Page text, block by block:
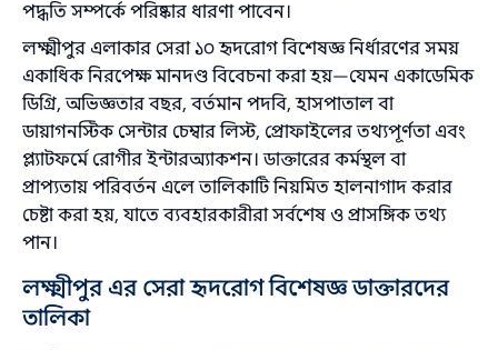
পদ্ধতি সম্পর্কে পরিষ্কার ধারণা পাবেন।
লক্ষ্মীপুর এলাকার সেরা ১০ হৃদরোগ বিশেষজ্ঞ নির্ধারণের সময়
একাধিক নিরপেক্ষ মানদণ্ড বিবেচনা করা হয়—যেমন একাডেমিক
ডিগ্রি, অভিজ্ঞতার বছর, বর্তমান পদবি, হাসপাতাল বা
ডায়াগনস্টিক সেন্টার চেম্বার লিস্ট, প্রোফাইলের তথ্যপূর্ণতা এবং
প্ল্যাটফর্মে রোগীর ইন্টারঅ্যাকশন। ডাক্তারের কর্মস্থল বা
প্রাপ্যতায় পরিবর্তন এলে তালিকাটি নিয়মিত হালনাগাদ করার
চেষ্টা করা হয়, যাতে ব্যবহারকারীরা সর্বশেষ ও প্রাসঙ্গিক তথ্য
পান।
লক্ষ্মীপুর এর সেরা হৃদরোগ বিশেষজ্ঞ ডাক্তারদের
তালিকা